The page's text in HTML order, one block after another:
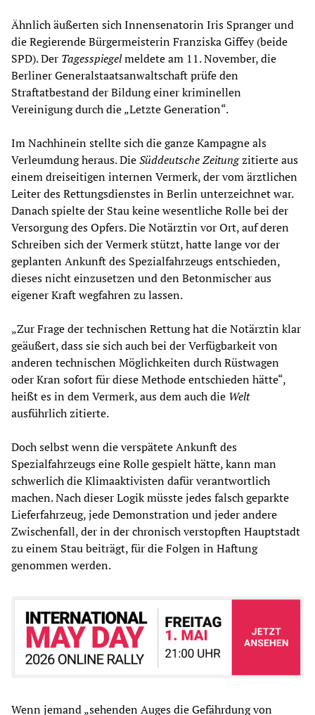
Ähnlich äußerten sich Innensenatorin Iris Spranger und
die Regierende Bürgermeisterin Franziska Giffey (beide
SPD). Der Tagesspiegelmeldete am 11. November, die
Berliner Generalstaatsanwaltschaft prüfe den
Straftatbestand der Bildung einer kriminellen
Vereinigung durch die „Letzte Generation“.
Im Nachhinein stellte sich die ganze Kampagne als
Verleumdung heraus. DieSüddeutsche Zeitungzitierte aus
einem dreiseitigen internen Vermerk, der vom ärztlichen
Leiter des Rettungsdienstes in Berlin unterzeichnet war.
Danach spielte der Stau keine wesentliche Rolle bei der
Versorgung des Opfers. Die Notärztin vor Ort, auf deren
Schreiben sich der Vermerk stützt, hatte lange vor der
geplanten Ankunft des Spezialfahrzeugs entschieden,
dieses nicht einzusetzen und den Betonmischer aus
eigener Kraft wegfahren zu lassen.
„Zur Frage der technischen Rettung hat die Notärztin klar
geäußert, dass sie sich auch bei der Verfügbarkeit von
anderen technischen Möglichkeiten durch Rüstwagen
oder Kran sofort für diese Methode entschieden hätte“,
heißt es in dem Vermerk, aus dem auch die Welt
ausführlich zitierte.
Doch selbst wenn die verspätete Ankunft des
Spezialfahrzeugs eine Rolle gespielt hätte, kann man
schwerlich die Klimaaktivisten dafür verantwortlich
machen. Nach dieser Logik müsste jedes falsch geparkte
Lieferfahrzeug, jede Demonstration und jeder andere
Zwischenfall, der in der chronisch verstopften Hauptstadt
zu einem Stau beiträgt, für die Folgen in Haftung
genommen werden.
Wenn jemand „sehenden Auges die Gefährdung von